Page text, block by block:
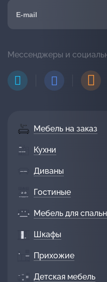
Мебель на заказ
Кухни
Диваны
Гостиные
Мебель для
Шкафы
Прихожие
Детская мебель
Мессенджеры и